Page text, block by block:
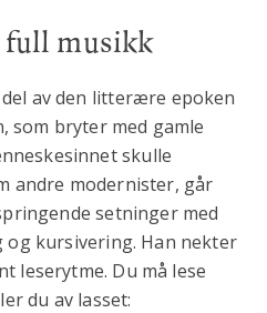
full musikk
av den litterære epoken
som bryter med gamle
skulle
andre modernister, går
setninger med
kursivering. Han nekter
leserytme. Du må lese
du av lasset: